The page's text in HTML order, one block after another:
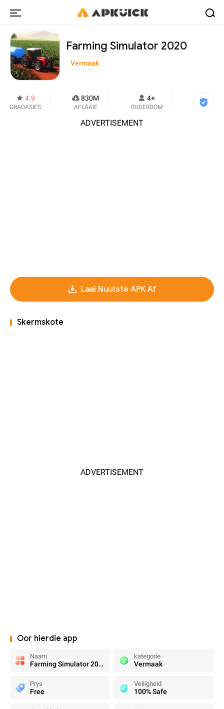
Farming Simulator 2020
Vermaak
4.9
GRADASIES
830M
AFLAAIE
4+
OUDERDOM
ADVERTISEMENT
Laai Nuutste APK Af
Skermskote
ADVERTISEMENT
Oor hierdie app
Naam
Farming Simulator 2020
kategorie
Vermaak
Prys
Free
Veiligheid
100% Safe